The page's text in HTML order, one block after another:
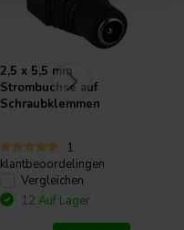
2,5 x 5,5 mm
Strombuchse auf
Schraubklemmen
1
klantbeoordelingen
Vergleichen
12 Auf Lager